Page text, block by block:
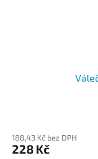
188,43 Kč bez DPH
228 Kč